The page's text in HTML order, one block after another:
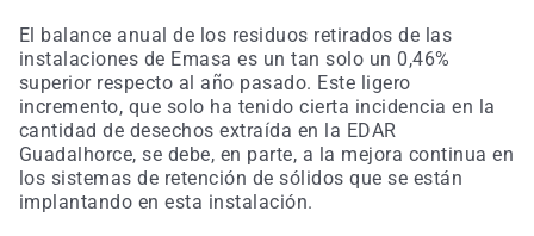
El balance anual de los residuos retirados de las
instalaciones de Emasa es un tan solo un 0,46%
superior respecto al año pasado. Este ligero
incremento, que solo ha tenido cierta incidencia en la
cantidad de desechos extraída en la EDAR
Guadalhorce, se debe, en parte, a la mejora continua en
los sistemas de retención de sólidos que se están
implantando en esta instalación.